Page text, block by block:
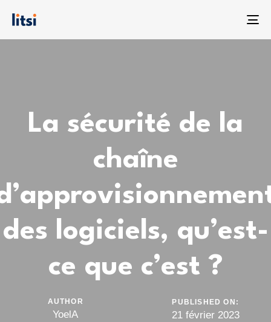
La sécurité de la
chaîne
des logiciels, qu’est-
ce que c’est ?
AUTHOR
YoelA
PUBLISHED ON:
21 février 2023